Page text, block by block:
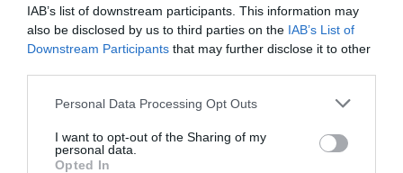
IAB’s list of downstream participants. This information may
also be disclosed by us to third parties on the IAB’s List of
Downstream Participants that may further disclose it to other
Personal Data Processing Opt Outs
I want to opt-out of the Sharing of my
personal data.
Opted In
Novembre, 3 (Genova)
"L'Hotel Best Western Tigullio Royal è situato in posizione centrale e
panoramica sulla passeggiata del lungomare di Rapa..."
splendida e attrezzata spiaggia dI Lido San Gi..."
Hotel Biafora- San Giovanni in Fiore - Località Garga, 9
(Cosenza)
"L'Hotel Biafora è un'accogliente struttura situata nel cuore della Sila,